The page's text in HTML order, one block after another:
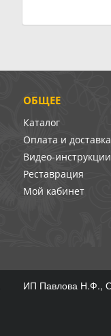
ОБЩЕЕ
Каталог
Оплата и доставка
Видео-
Реставрация
Мой кабинет
ИП Павлова Н.Ф.,